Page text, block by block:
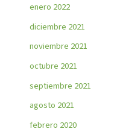
enero 2022
diciembre 2021
noviembre 2021
octubre 2021
septiembre 2021
agosto 2021
febrero 2020